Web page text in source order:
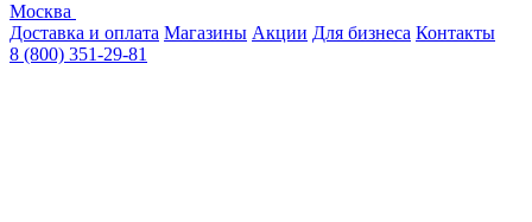
Москва
Доставка и оплата Магазины Акции Для бизнеса Контакты
8 (800) 351-29-81